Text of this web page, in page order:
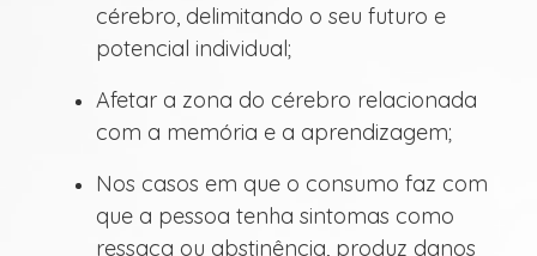
cérebro, delimitando o seu futuro e
potencial individual;
Afetar a zona do cérebro relacionada
com a memória e a aprendizagem;
Nos casos em que o consumo faz com
que a pessoa tenha sintomas como
ressaca ou abstinência, produz danos